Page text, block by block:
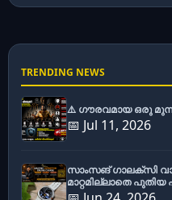
TRENDING NEWS
⚠️ ഗൗരവമായ ഒരു
📅 Jul 11, 2026
സാംസങ് ഗാലക്സി
മാറ്റമില്ലാതെ